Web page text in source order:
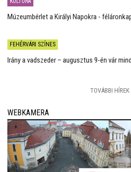
Múzeumbérlet a Királyi Napokra -
FEHÉRVÁRI SZÍNES
Irány a vadszeder – augusztus 9-én vár
TOVÁBBI HÍREK
WEBKAMERA